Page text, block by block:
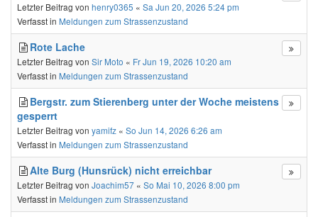
Letzter Beitrag von henry0365 « Sa Jun 20, 2026 5:24 pm
Verfasst in Meldungen zum Strassenzustand
Rote Lache
Letzter Beitrag von Sir Moto « Fr Jun 19, 2026 10:20 am
Verfasst in Meldungen zum Strassenzustand
Bergstr. zum Stierenberg unter der Woche meistens
gesperrt
Letzter Beitrag von yamifz « So Jun 14, 2026 6:26 am
Verfasst in Meldungen zum Strassenzustand
Alte Burg (Hunsrück) nicht erreichbar
Letzter Beitrag von Joachim57 « So Mai 10, 2026 8:00 pm
Verfasst in Meldungen zum Strassenzustand